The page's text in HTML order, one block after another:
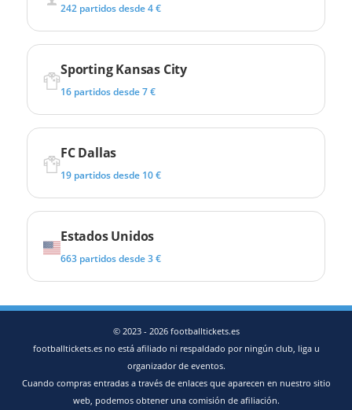
242 partidos desde 4 €
Sporting Kansas City
16 partidos desde 7 €
FC Dallas
19 partidos desde 10 €
Estados Unidos
663 partidos desde 3 €
© 2023 - 2026 footballtickets.es
footballtickets.es no está afiliado ni respaldado por ningún club, liga u
organizador de eventos.
Cuando compras entradas a través de enlaces que aparecen en nuestro sitio
web, podemos obtener una comisión de afiliación.